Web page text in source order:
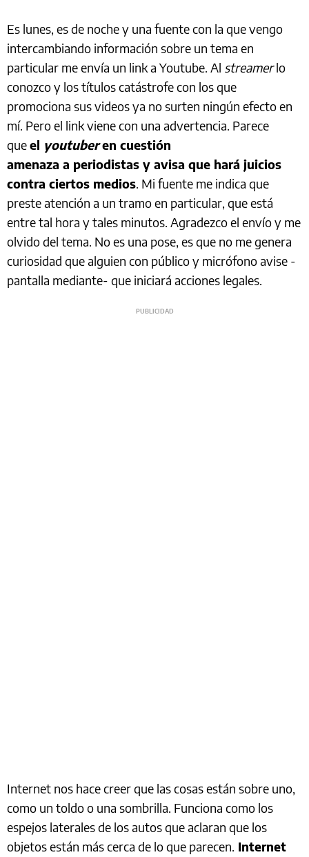
Es lunes, es de noche y una fuente con la que vengo
intercambiando información sobre un tema en
particular me envía un link a Youtube. Al streamerlo
conozco y los títulos catástrofe con los que
promociona sus videos ya no surten ningún efecto en
mí. Pero el link viene con una advertencia. Parece
queel youtuberen cuestión
amenaza a periodistas y avisa que hará juicios
contra ciertos medios. Mi fuente me indica que
preste atención a un tramo en particular, que está
entre tal hora y tales minutos. Agradezco el envío y me
olvido del tema. No es una pose, es que no me genera
curiosidad que alguien con público y micrófono avise -
pantalla mediante- que iniciará acciones legales.
Internet nos hace creer que las cosas están sobre uno,
como un toldo o una sombrilla. Funciona como los
espejos laterales de los autos que aclaran que los
objetos están más cerca de lo que parecen. Internet